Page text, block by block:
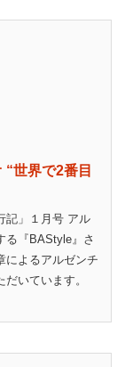
世界で2番目
記」１月号 アル
る『BAStyle』さ
によるアルゼンチ
いています。